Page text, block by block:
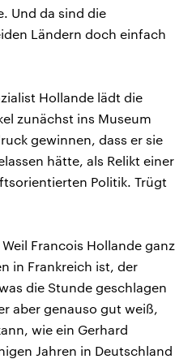
Und da sind die
Ländern doch einfach
Hollande lädt die
zunächst ins Museum
gewinnen, dass er sie
hätte, als Relikt einer
Politik. Trügt
Francois Hollande ganz
in Frankreich ist, der
die Stunde geschlagen
aber genauso gut weiß,
wie ein Gerhard
Jahren in Deutschland